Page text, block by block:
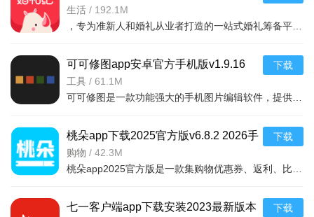
2026手机版
生活 / 192.1M
可可修图app安卓官方手机版v1.9.16
2026手机版
工具 / 61.1M
下载
桃朵app下载2025官方版v6.8.2 2026手
机版
购物 / 42.3M
下载
七一客户端app下载安装2023最新版本
下载